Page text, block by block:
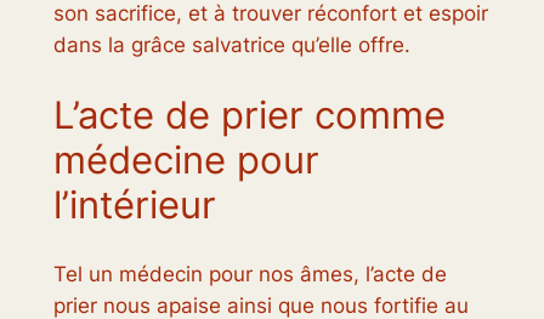
son sacrifice, et à trouver réconfort et espoir
dans la grâce salvatrice qu’elle offre.
L’acte de prier comme
médecine pour
l’intérieur
Tel un médecin pour nos âmes, l’acte de
prier nous apaise ainsi que nous fortifie au